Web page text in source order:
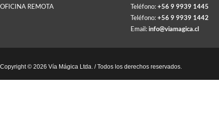
OFICINA REMOTA Teléfono: +56 9 9939 1445
Teléfono: +56 9 9939 1442
Email: info@viamagica.cl
Copyright © 2026 Vía Mágica Ltda. / Todos los derechos reservados.